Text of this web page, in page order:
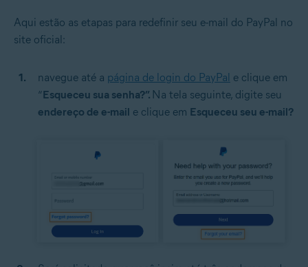
Aqui estão as etapas para redefinir seu e-mail do PayPal no
site oficial:
navegue até a página de login do PayPal e clique em
“Esqueceu sua senha?”. Na tela seguinte, digite seu
endereço de e-mail e clique em Esqueceu seu e-mail?